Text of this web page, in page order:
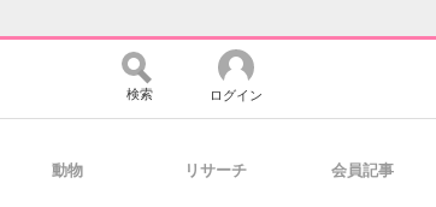
検索 ログイン
動物 リサーチ 会員記事